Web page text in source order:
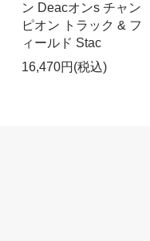
ン Deacオンs チャン
ピオン トラック & フ
ィールド Stac
16,470円(税込)